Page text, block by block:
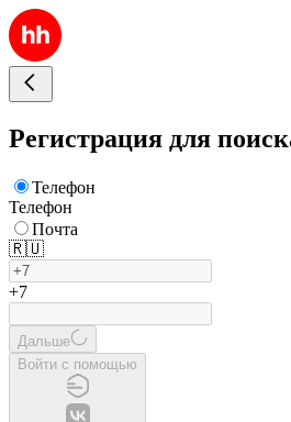
Регистрация для
Телефон
Телефон
Почта
🇷🇺
+7
Дальше
Войти с помощью